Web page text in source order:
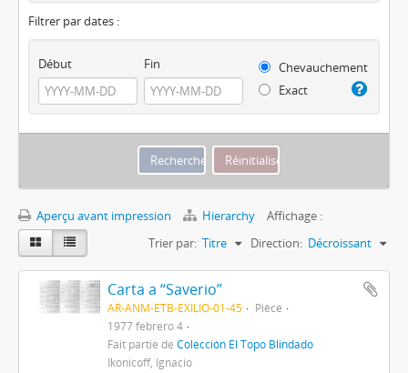
Filtrer par dates :
Début Fin
Chevauchement
Exact
Aperçu avant impression Hierarchy
Affichage :
Trier par: Titre Direction: Décroissant
Carta a “Saverio”
AR-ANM-ETB-EXILIO-01-45
Pièce
1977 febrero 4
Fait partie de Colección El Topo Blindado
Ikonicoff, Ignacio